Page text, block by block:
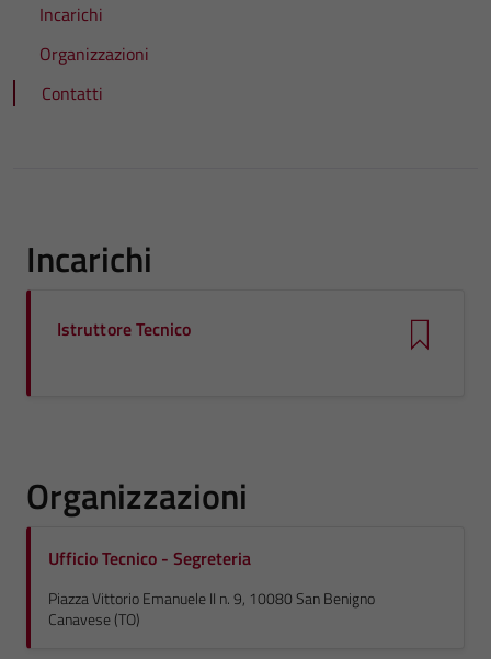
Incarichi
Organizzazioni
Contatti
Incarichi
Istruttore Tecnico
Organizzazioni
Ufficio Tecnico - Segreteria
Piazza Vittorio Emanuele II n. 9, 10080 San Benigno
Canavese (TO)